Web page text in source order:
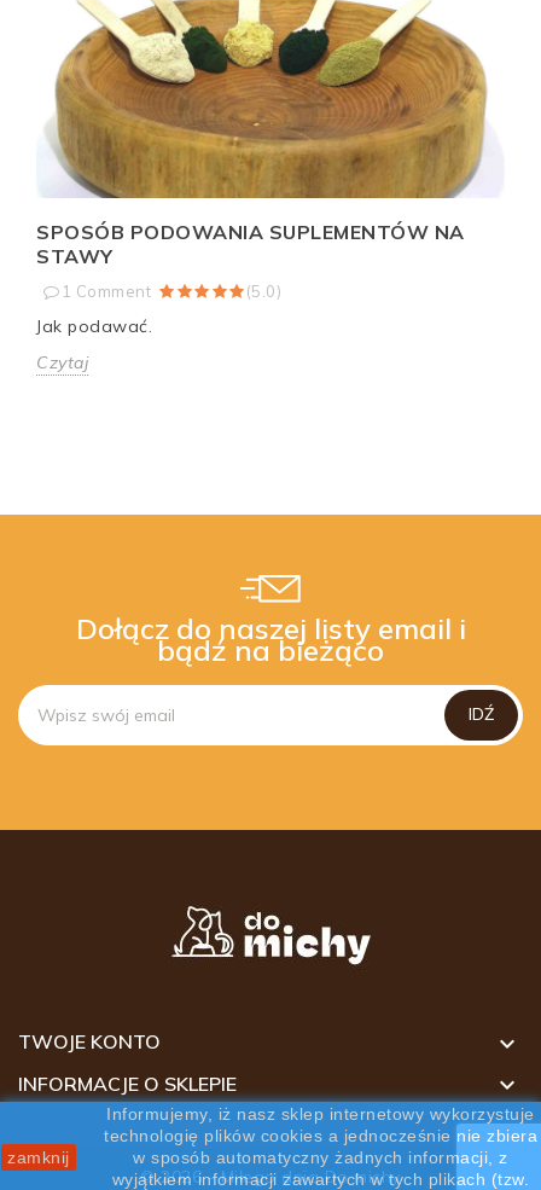
zamknij
Informujemy, iż nasz sklep internetowy wykorzystuje
technologię plików cookies a jednocześnie nie zbiera
w sposób automatyczny żadnych informacji, z
wyjątkiem informacji zawartych w tych plikach (tzw.
SPOSÓB PODOWANIA SUPLEMENTÓW NA
STAWY
1 Comment (5.0)
Jak podawać.
Czytaj
Dołącz do naszej listy email i
bądź na bieżąco
TWOJE KONTO 
INFORMACJE O SKLEPIE 
© 2026 - Miłego dnia Do michy